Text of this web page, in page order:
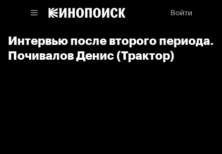
Войти
Интервью после второго периода.
Почивалов Денис (Трактор)